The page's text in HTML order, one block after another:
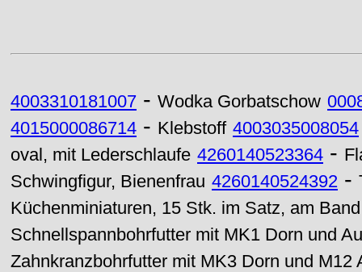
4003310181007 - Wodka Gorbatschow
4015000086714 - Klebstoff 4003035008054
oval, mit Lederschlaufe 4260140523364 -
Schwingfigur, Bienenfrau 4260140524392 -
Küchenminiaturen, 15 Stk. im Satz, am Band
Schnellspannbohrfutter mit MK1 Dorn und
Zahnkranzbohrfutter mit MK3 Dorn und M12